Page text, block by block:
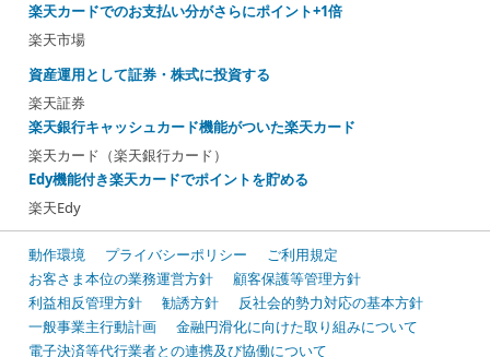
楽天カードでのお支払い分がさらにポイント+1倍
楽天市場
資産運用として証券・株式に投資する
楽天証券
楽天銀行キャッシュカード機能がついた楽天カード
楽天カード（楽天銀行カード）
Edy機能付き楽天カードでポイントを貯める
楽天Edy
動作環境 プライバシーポリシー
ご利用規定
お客さま本位の業務運営方針
顧客保護等管理方針
利益相反管理方針
勧誘方針
反社会的勢力対応の基本方針
一般事業主行動計画
金融円滑化に向けた取り組みについて
電子決済等代行業者との連携及び協働について